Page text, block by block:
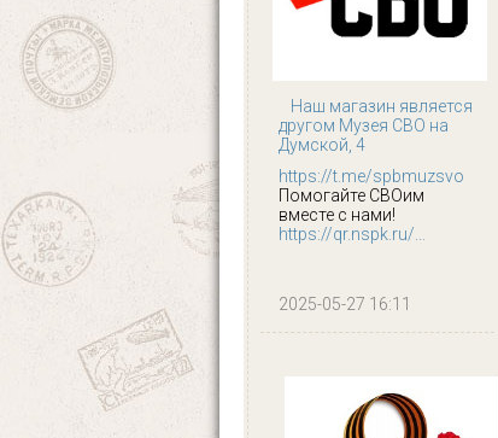
Наш магазин является
другом Музея СВО на
Думской, 4
https://t.me/spbmuzsvo
Помогайте СВОим
вместе с нами!
https://qr.nspk.ru/...
2025-05-27 16:11